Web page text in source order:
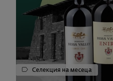
Селекция на месеца